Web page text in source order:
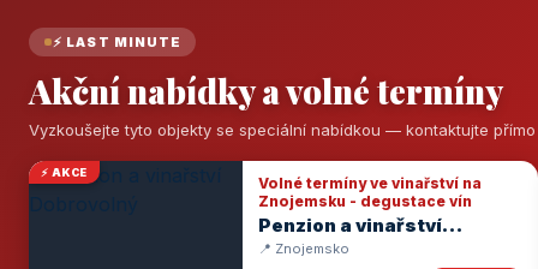
⚡ LAST MINUTE
Akční nabídky a volné termíny
Vyzkoušejte tyto objekty se speciální nabídkou — kontaktujte
⚡ AKCE
Volné termíny ve vinařství na
Znojemsku - degustace vín
Penzion a vinařství
Dobrovolný
📍 Znojemsko